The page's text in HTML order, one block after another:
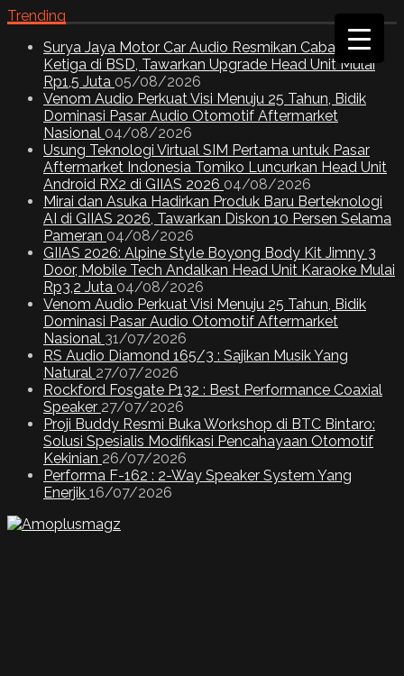
Trending
Surya Jaya Motor Car Audio Resmikan Cabang
Ketiga di BSD, Tawarkan Upgrade Head Unit Mulai
Rp1,5 Juta 05/08/2026
Venom Audio Perkuat Visi Menuju 25 Tahun, Bidik
Dominasi Pasar Audio Otomotif Aftermarket
Nasional 04/08/2026
Usung Teknologi Virtual SIM Pertama untuk Pasar
Aftermarket Indonesia Tomiko Luncurkan Head Unit
Android RX2 di GIIAS 2026 04/08/2026
Mirai dan Asuka Hadirkan Produk Baru Berteknologi
AI di GIIAS 2026, Tawarkan Diskon 10 Persen Selama
Pameran 04/08/2026
GIIAS 2026: Alpine Style Boyong Body Kit Jimny 3
Door, Mobile Tech Andalkan Head Unit Karaoke Mulai
Rp3,2 Juta 04/08/2026
Venom Audio Perkuat Visi Menuju 25 Tahun, Bidik
Dominasi Pasar Audio Otomotif Aftermarket
Nasional 31/07/2026
RS Audio Diamond 165/3 : Sajikan Musik Yang
Natural 27/07/2026
Rockford Fosgate P132 : Best Performance Coaxial
Speaker 27/07/2026
Proji Buddy Resmi Buka Workshop di BTC Bintaro:
Solusi Spesialis Modifikasi Pencahayaan Otomotif
Kekinian 26/07/2026
Performa F-162 : 2-Way Speaker System Yang
Enerjik 16/07/2026